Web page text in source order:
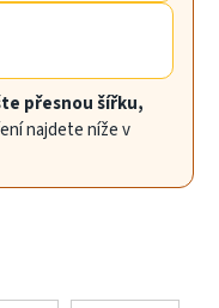
přesnou šířku,
najdete níže v